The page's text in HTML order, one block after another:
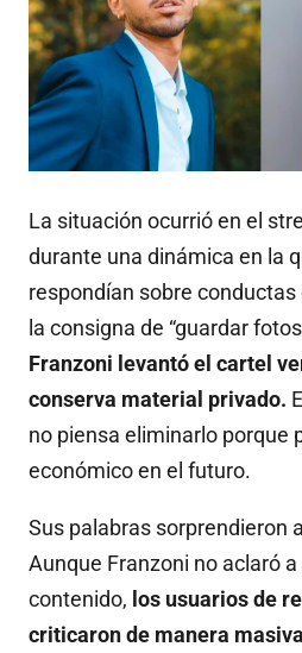
La situación ocurrió en el
durante una dinámica en la
respondían sobre
la consigna de “guardar
Franzoni levantó el cartel
conserva material privado.
no piensa eliminarlo porque
económico en el futuro.
Sus palabras sorprendieron
Aunque Franzoni no aclaró
contenido, los usuarios de
criticaron de manera